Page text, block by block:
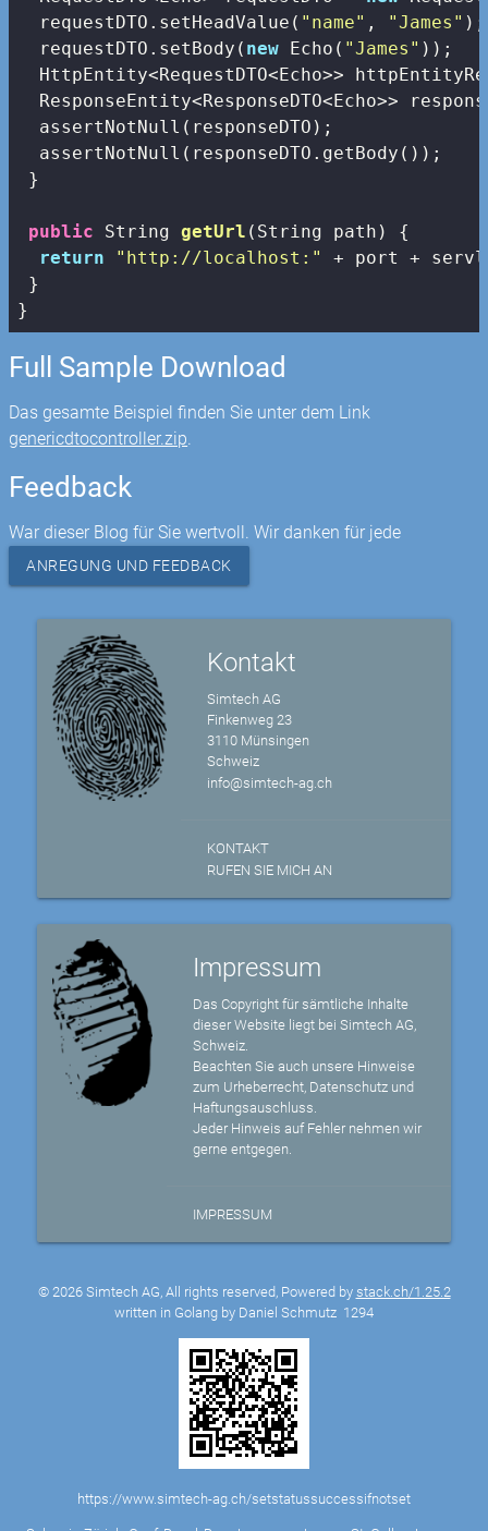
  requestDTO.setHeadValue(
"name" , "James" );
  requestDTO.setBody(
new Echo( "James" ));
HttpEntity<RequestDTO<Echo>>
ResponseEntity<ResponseDTO<Echo>>
  assertNotNull(responseDTO);
  assertNotNull(responseDTO.getBody());
}
public String getUrl (String path)
{
return
"http://localhost:"
+ port +
}
}
Full Sample Download
Das gesamte Beispiel finden Sie unter dem Link
genericdtocontroller.zip.
Feedback
War dieser Blog für Sie wertvoll. Wir danken für jede
ANREGUNG UND FEEDBACK
Kontakt
Simtech AG
Finkenweg 23
3110 Münsingen
Schweiz
info@simtech-ag.ch
KONTAKT
RUFEN SIE MICH AN
Impressum
Das Copyright für sämtliche Inhalte
dieser Website liegt bei Simtech AG,
Schweiz.
Beachten Sie auch unsere Hinweise
zum Urheberrecht, Datenschutz und
Haftungsauschluss.
Jeder Hinweis auf Fehler nehmen wir
gerne entgegen.
IMPRESSUM
© 2026 Simtech AG, All rights reserved, Powered by stack.ch/1.25.2
written in Golang by Daniel Schmutz 1294
https://www.simtech-ag.ch/setstatussuccessifnotset